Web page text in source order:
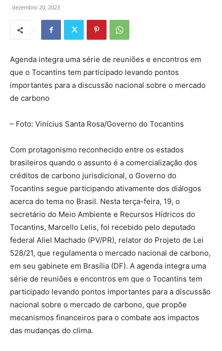
dezembro 20, 2023
Agenda integra uma série de reuniões e encontros em
que o Tocantins tem participado levando pontos
importantes para a discussão nacional sobre o mercado
de carbono
– Foto: Vinícius Santa Rosa/Governo do Tocantins
Com protagonismo reconhecido entre os estados
brasileiros quando o assunto é a comercialização dos
créditos de carbono jurisdicional, o Governo do
Tocantins segue participando ativamente dos diálogos
acerca do tema no Brasil. Nesta terça-feira, 19, o
secretário do Meio Ambiente e Recursos Hídricos do
Tocantins, Marcello Lelis, foi recebido pelo deputado
federal Aliel Machado (PV/PR), relator do Projeto de Lei
528/21, que regulamenta o mercado nacional de carbono,
em seu gabinete em Brasília (DF). A agenda integra uma
série de reuniões e encontros em que o Tocantins tem
participado levando pontos importantes para a discussão
nacional sobre o mercado de carbono, que propõe
mecanismos financeiros para o combate aos impactos
das mudanças do clima.